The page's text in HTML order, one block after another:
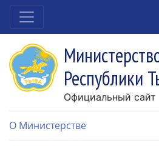
Республики
Официальный сайт
О Министерстве